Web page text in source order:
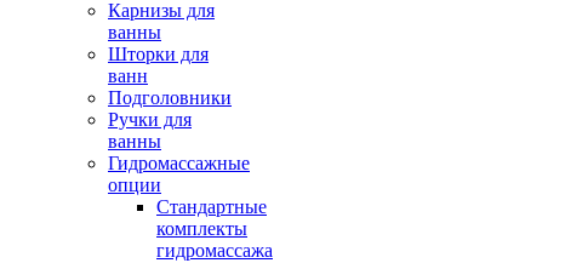
Карнизы для
ванны
Шторки для
ванн
Подголовники
Ручки для
ванны
Гидромассажные
опции
Стандартные
комплекты
гидромассажа